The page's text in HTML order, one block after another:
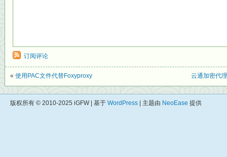
订阅评论
« 使用PAC文件代替Foxyproxy 云通加密代
版权所有 © 2010-2025 iGFW | 基于 WordPress | 主题由 NeoEase 提供